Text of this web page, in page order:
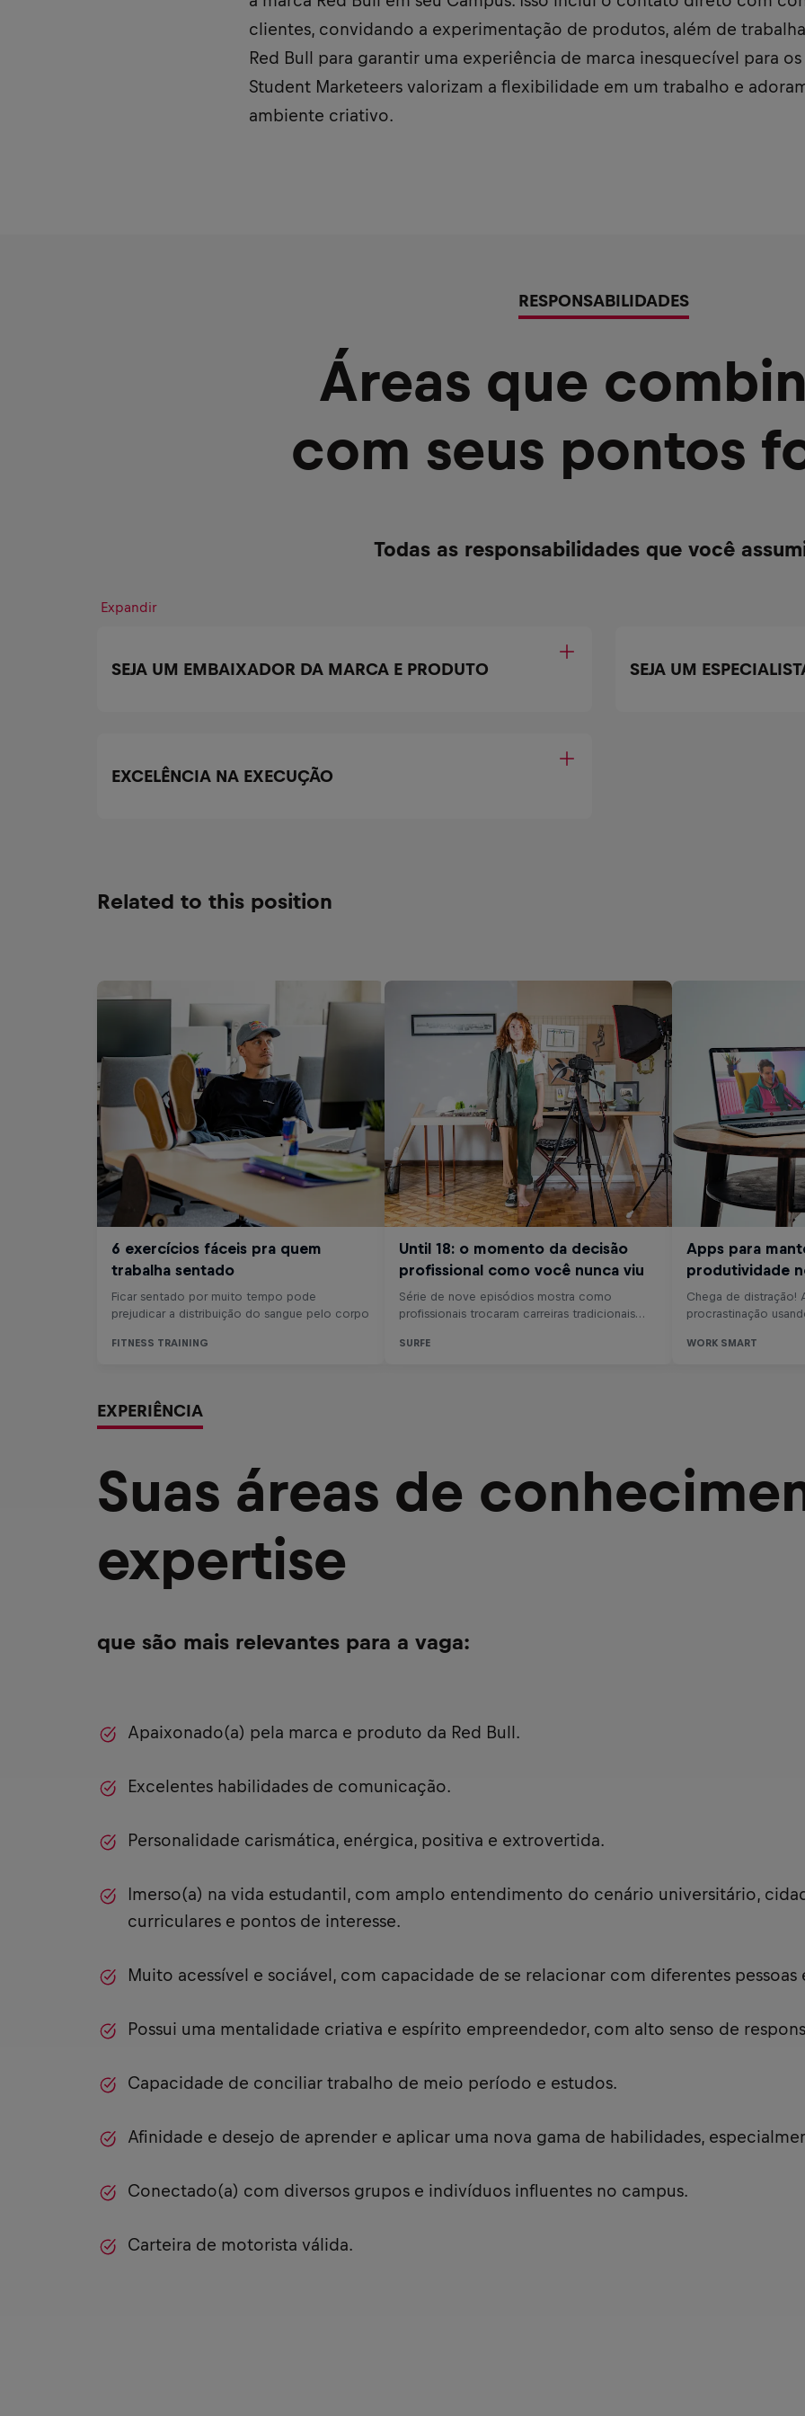
clientes, convidando a experimentação de produtos, além de
Red Bull para garantir uma experiência de marca inesquecível para
Student Marketeers valorizam a flexibilidade em um trabalho e
ambiente criativo.
RESPONSABILIDADES
Áreas que
com seus pontos
Todas as responsabilidades que você
Expandir
SEJA UM EMBAIXADOR DA MARCA E PRODUTO SEJA UM
EXCELÊNCIA NA EXECUÇÃO
Related to this position
EXPERIÊNCIA
Suas áreas de
expertise
que são mais relevantes para a vaga:
Apaixonado(a) pela marca e produto da Red Bull.
Excelentes habilidades de comunicação.
Personalidade carismática, enérgica, positiva e extrovertida.
Imerso(a) na vida estudantil, com amplo entendimento do cenário universitário,
curriculares e pontos de interesse.
Muito acessível e sociável, com capacidade de se relacionar com diferentes pessoas
Possui uma mentalidade criativa e espírito empreendedor, com alto senso de
Capacidade de conciliar trabalho de meio período e estudos.
Afinidade e desejo de aprender e aplicar uma nova gama de habilidades,
Conectado(a) com diversos grupos e indivíduos influentes no campus.
Carteira de motorista válida.